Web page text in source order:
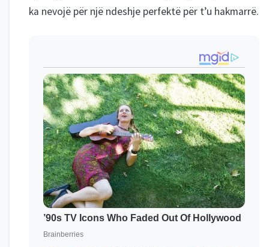
ka nevojë për një ndeshje perfektë për t’u hakmarrë.